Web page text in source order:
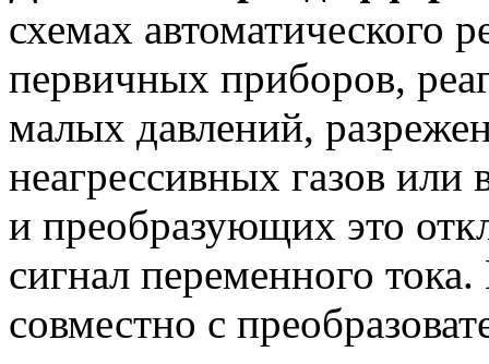
схемах автоматического
первичных приборов,
малых давлений,
неагрессивных газов или
и преобразующих это
сигнал переменного
совместно с